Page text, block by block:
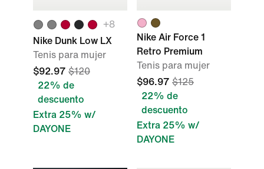
+8
Nike Dunk Low LX
Tenis para mujer
$92.97 $120
22% de
descuento
Extra 25% w/
DAYONE
Nike Air Force 1
Retro Premium
Tenis para mujer
$96.97 $125
22% de
descuento
Extra 25% w/
DAYONE